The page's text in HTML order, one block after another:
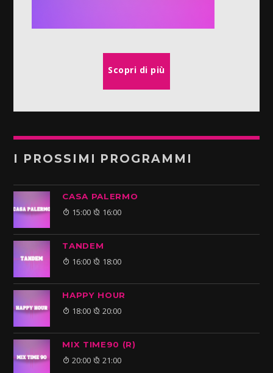
Scopri di più
I PROSSIMI PROGRAMMI
CASA PALERMO
15:00 16:00
TANDEM
16:00 18:00
HAPPY HOUR
18:00 20:00
MIX TIME90 (R)
20:00 21:00